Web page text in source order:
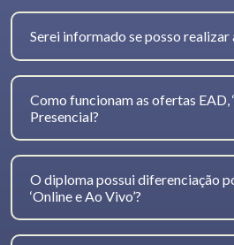
Serei informado se posso realizar
Como funcionam as ofertas EAD,
Presencial?
O diploma possui diferenciação
‘Online e Ao Vivo’?